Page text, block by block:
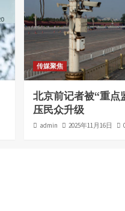
传媒聚焦
北京前记者被“重点
压民众升级
admin 2025年11月16日